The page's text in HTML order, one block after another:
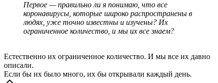
Первое — правильно ли я понимаю, что все
коронавирусы, которые широко распространены в
людях, уже точно известны и изучены? Их
ограниченное количество, и мы их все знаем?
Естественно их ограниченное количество. И мы все их давно
описали.
Если бы их было много, их бы открывали каждый день.